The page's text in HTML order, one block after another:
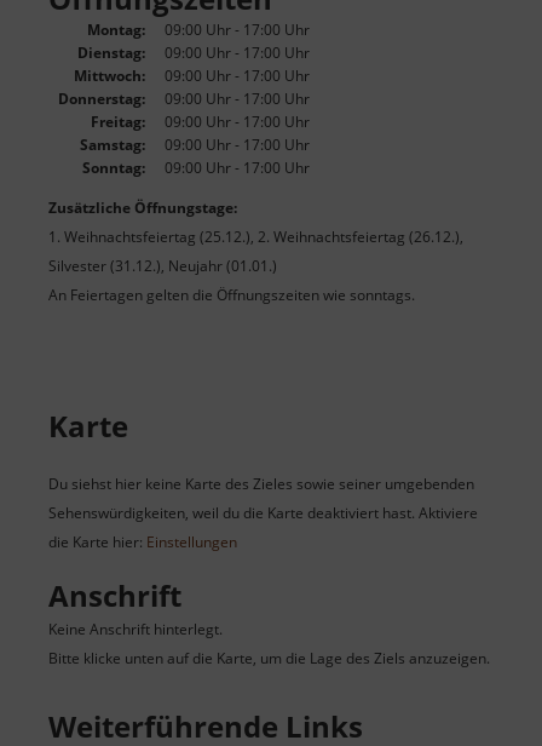
Montag:
09:00 Uhr - 17:00 Uhr
Dienstag:
09:00 Uhr - 17:00 Uhr
Mittwoch:
09:00 Uhr - 17:00 Uhr
Donnerstag:
09:00 Uhr - 17:00 Uhr
Freitag:
09:00 Uhr - 17:00 Uhr
Samstag:
09:00 Uhr - 17:00 Uhr
Sonntag:
09:00 Uhr - 17:00 Uhr
Zusätzliche Öffnungstage:
1. Weihnachtsfeiertag (25.12.), 2. Weihnachtsfeiertag (26.12.),
Silvester (31.12.), Neujahr (01.01.)
An Feiertagen gelten die Öffnungszeiten wie sonntags.
Karte
Du siehst hier keine Karte des Zieles sowie seiner umgebenden
Sehenswürdigkeiten, weil du die Karte deaktiviert hast. Aktiviere
die Karte hier: Einstellungen
Anschrift
Keine Anschrift hinterlegt.
Bitte klicke unten auf die Karte, um die Lage des Ziels anzuzeigen.
Weiterführende Links